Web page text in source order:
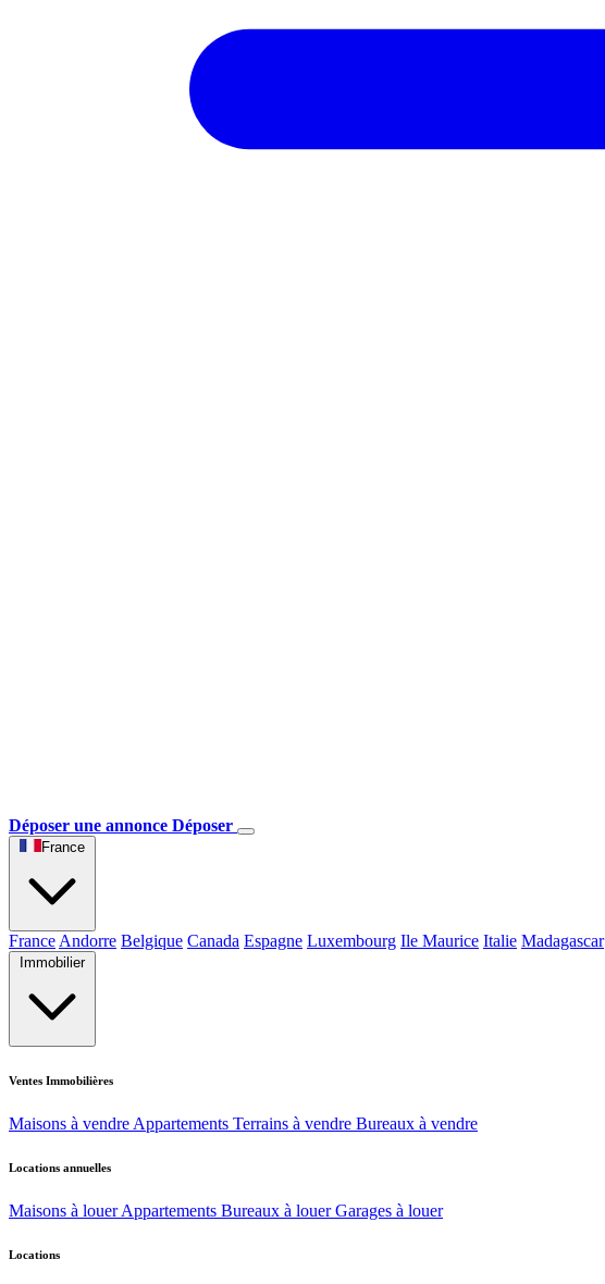
Déposer une annonce Déposer
France
France Andorre Belgique Canada Espagne Luxembourg Ile Maurice Italie Madagascar
Immobilier
Ventes Immobilières
Maisons à vendre Appartements Terrains à vendre Bureaux à vendre
Locations annuelles
Maisons à louer Appartements Bureaux à louer Garages à louer
Locations